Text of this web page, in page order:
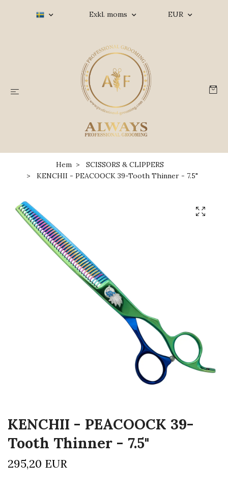
Exkl. moms EUR
Hem
SCISSORS & CLIPPERS
KENCHII - PEACOOCK 39-Tooth Thinner - 7.5"
KENCHII - PEACOOCK 39-
Tooth Thinner - 7.5"
295,20 EUR